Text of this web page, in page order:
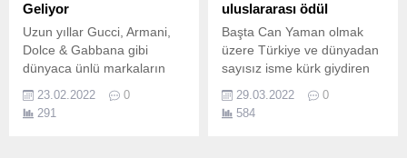
Geliyor
Uzun yıllar Gucci, Armani,
Dolce & Gabbana gibi
dünyaca ünlü markaların
hayalim" dediği müzik
kariyeri üzerinde
23.02.2022
0
291
uluslararası ödül
Başta Can Yaman olmak
üzere Türkiye ve dünyadan
sayısız isme kürk giydiren
markası Ramonder'le
kraliyet ailelerinden,
29.03.2022
0
584